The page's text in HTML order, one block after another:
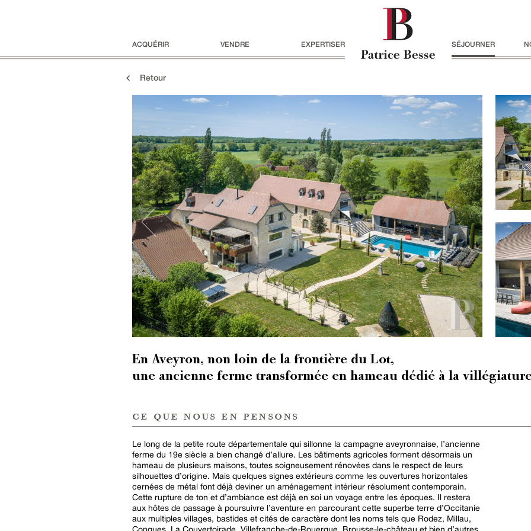
ACQUÉRIR VENDRE EXPERTISER SÉJOURNER
Retour
En Aveyron, non loin de la frontière du Lot,
une ancienne ferme transformée en hameau dédié à la
ce que nous en pensons
Le long de la petite route départementale qui sillonne la campagne aveyronnaise, l’ancienne
ferme du 19e siècle a bien changé d’allure. Les bâtiments agricoles forment désormais un
hameau de plusieurs maisons, toutes soigneusement rénovées dans le respect de leurs
silhouettes d’origine. Mais quelques signes extérieurs comme les ouvertures horizontales
cernées de métal font déjà deviner un aménagement intérieur résolument contemporain.
Cette rupture de ton et d’ambiance est déjà en soi un voyage entre les époques. Il restera
aux hôtes de passage à poursuivre l’aventure en parcourant cette superbe terre d’Occitanie
aux multiples villages, bastides et cités de caractère dont les noms tels que Rodez, Millau,